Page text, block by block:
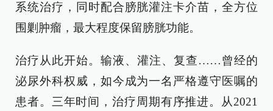
系统治疗，同时配合膀胱灌注卡介苗，全方位
围剿肿瘤，最大程度保留膀胱功能。
治疗从此开始。输液、灌注、复查……曾经的
泌尿外科权威，如今成为一名严格遵守医嘱的
患者。三年时间，治疗周期有序推进。从2021